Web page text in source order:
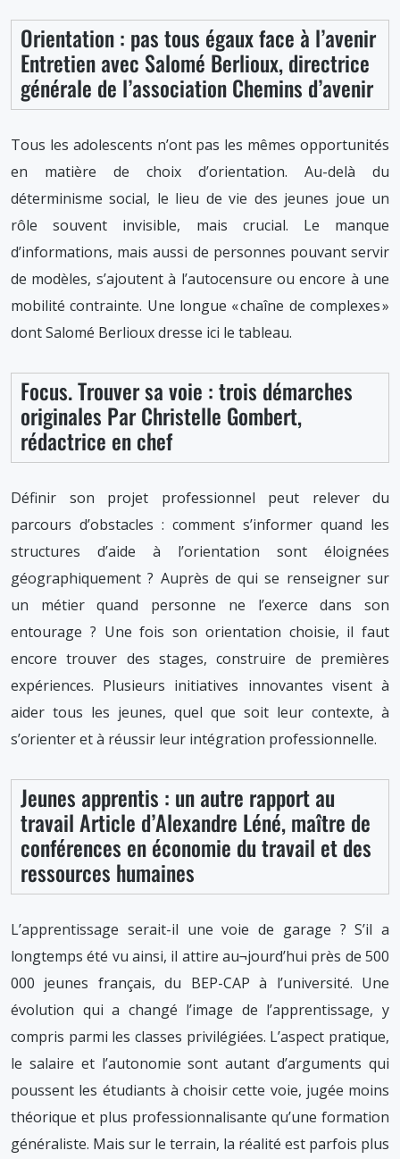
Orientation : pas tous égaux face à l’avenir
Entretien avec Salomé Berlioux, directrice
générale de l’association Chemins d’avenir
Tous les adolescents n’ont pas les mêmes opportunités
en matière de choix d’orientation. Au-delà du
déterminisme social, le lieu de vie des jeunes joue un
rôle souvent invisible, mais crucial. Le manque
d’informations, mais aussi de personnes pouvant servir
de modèles, s’ajoutent à l’autocensure ou encore à une
mobilité contrainte. Une longue « chaîne de complexes »
dont Salomé Berlioux dresse ici le tableau.
Focus. Trouver sa voie : trois démarches
originales Par Christelle Gombert,
rédactrice en chef
Définir son projet professionnel peut relever du
parcours d’obstacles : comment s’informer quand les
structures d’aide à l’orientation sont éloignées
géographiquement ? Auprès de qui se renseigner sur
un métier quand personne ne l’exerce dans son
entourage ? Une fois son orientation choisie, il faut
encore trouver des stages, construire de premières
expériences. Plusieurs initiatives innovantes visent à
aider tous les jeunes, quel que soit leur contexte, à
s’orienter et à réussir leur intégration professionnelle.
Jeunes apprentis : un autre rapport au
travail Article d’Alexandre Léné, maître de
conférences en économie du travail et des
ressources humaines
L’apprentissage serait-il une voie de garage ? S’il a
longtemps été vu ainsi, il attire au¬jourd’hui près de 500
000 jeunes français, du BEP-CAP à l’université. Une
évolution qui a changé l’image de l’apprentissage, y
compris parmi les classes privilégiées. L’aspect pratique,
le salaire et l’autonomie sont autant d’arguments qui
poussent les étudiants à choisir cette voie, jugée moins
théorique et plus professionnalisante qu’une formation
généraliste. Mais sur le terrain, la réalité est parfois plus